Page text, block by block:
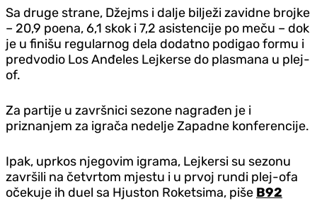
Sa druge strane, Džejms i dalje bilježi zavidne brojke
– 20,9 poena, 6,1 skok i 7,2 asistencije po meču – dok
je u finišu regularnog dela dodatno podigao formu i
predvodio Los Anđeles Lejkerse do plasmana u plej-
of.
Za partije u završnici sezone nagrađen je i
priznanjem za igrača nedelje Zapadne konferencije.
Ipak, uprkos njegovim igrama, Lejkersi su sezonu
završili na četvrtom mjestu i u prvoj rundi plej-ofa
očekuje ih duel sa Hjuston Roketsima, piše B92